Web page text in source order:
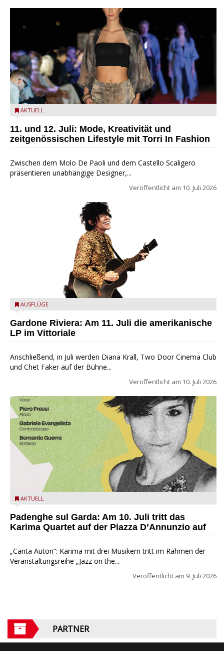
Torri in Fashion
AKTUELL
11. und 12. Juli: Mode, Kreativität und
zeitgenössischen Lifestyle mit Torri In Fashion
Zwischen dem Molo De Paoli und dem Castello Scaligero
präsentieren unabhängige Designer,...
Veröffentlicht am 10. Juli 2026
LPAUSFLÜGE
Gardone Riviera: Am 11. Juli die amerikanische
LP im Vittoriale
Anschließend, in Juli werden Diana Krall, Two Door Cinema Club
und Chet Faker auf der Bühne...
Veröffentlicht am 10. Juli 2026
Karima Quartett
AKTUELL
Padenghe sul Garda: Am 10. Juli tritt das
Karima Quartet auf der Piazza D’Annunzio auf
„Canta Autori“: Karima mit drei Musikern tritt im Rahmen der
Veranstaltungsreihe „Jazz on the...
Veröffentlicht am 9. Juli 2026
PARTNER